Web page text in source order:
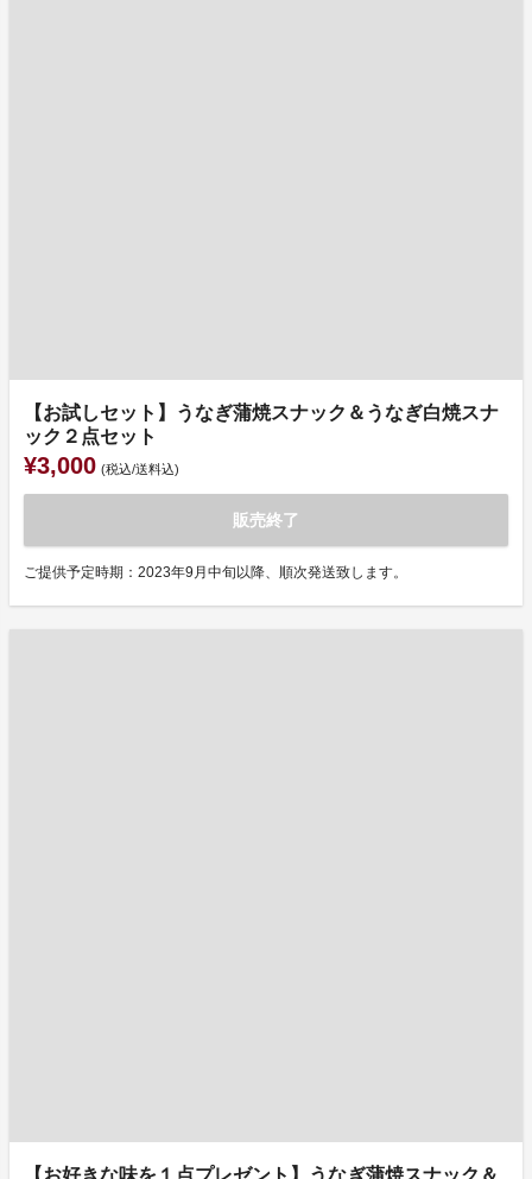
【お試しセット】うなぎ蒲焼スナック＆うなぎ白焼スナ
ック２点セット
¥3,000 (税込/送料込)
販売終了
ご提供予定時期：2023年9月中旬以降、順次発送致します。